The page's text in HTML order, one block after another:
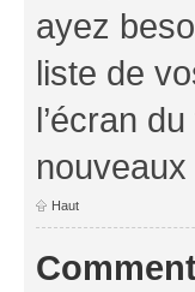
ayez
liste de
l’écran
Haut